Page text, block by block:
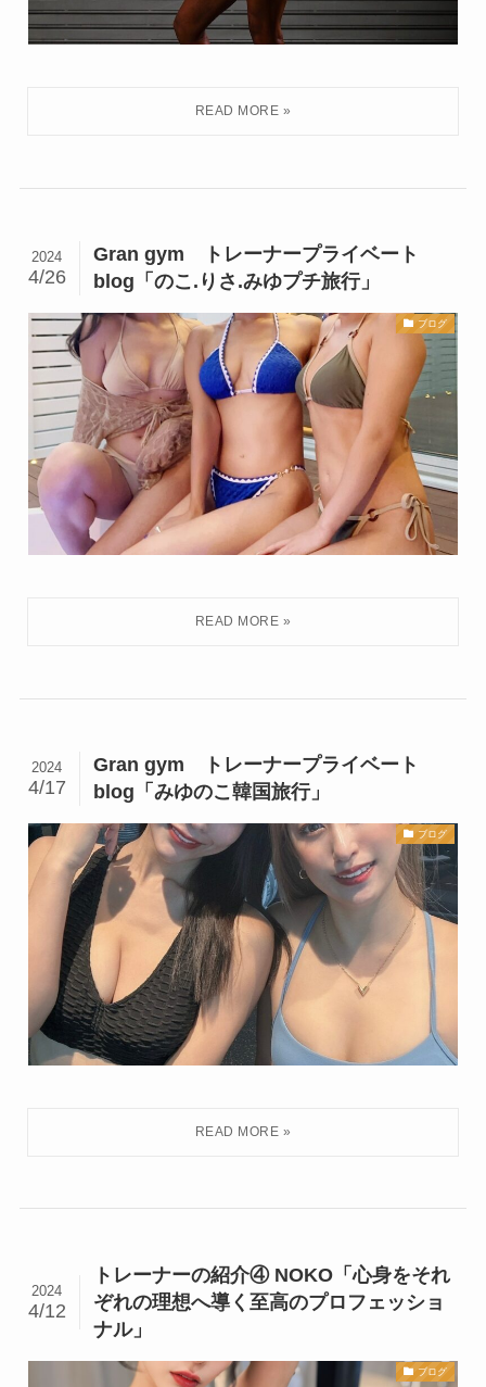
Gran gym トレーナープライベート
blog「のこ.りさ.みゆプチ旅行」
2024
4/26
ブログ
Gran gym トレーナープライベート
blog「みゆのこ韓国旅行」
2024
4/17
ブログ
トレーナーの紹介④ NOKO「心身をそれ
ぞれの理想へ導く至高のプロフェッショ
ナル」
2024
4/12
ブログ